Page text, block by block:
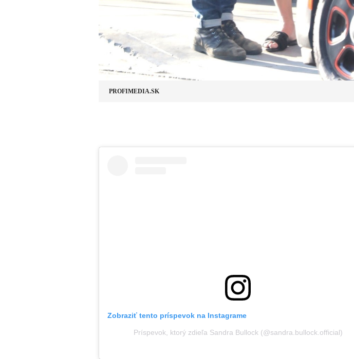
PROFIMEDIA.SK
Zobraziť tento príspevok na Instagrame
Príspevok, ktorý zdieľa Sandra Bullock (@sandra.bullock.official)